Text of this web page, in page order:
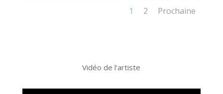
1 2 Prochaine
Vidéo de l’artiste